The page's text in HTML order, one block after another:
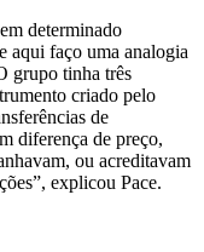
determinado
aqui faço uma analogia
grupo tinha três
criado pelo
de
diferença de preço,
ou acreditavam
explicou Pace.